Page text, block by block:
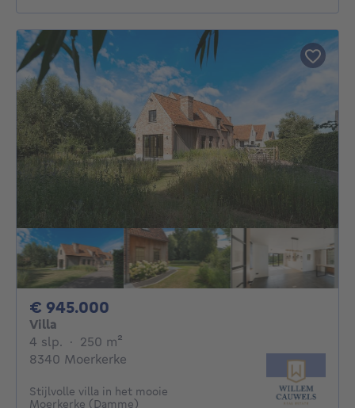
€ 945.000
Villa
4 slp. 4 slaapkamers
· 250 m²
8340 Moerkerke
Stijlvolle villa in het mooie
Moerkerke (Damme)